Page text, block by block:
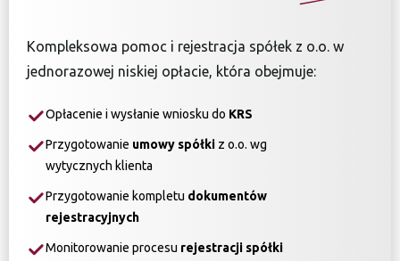
Kompleksowa pomoc i rejestracja spółek z o.o. w
jednorazowej niskiej opłacie, która obejmuje:
Opłacenie i wysłanie wniosku do KRS
Przygotowanie umowy spółki z o.o. wg
wytycznych klienta
Przygotowanie kompletu dokumentów
rejestracyjnych
Monitorowanie procesu rejestracji spółki